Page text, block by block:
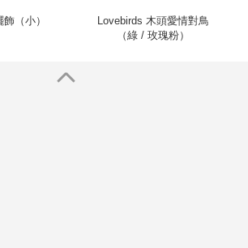
（小）
Lovebirds 木頭愛情對鳥
（綠 / 玫瑰粉）